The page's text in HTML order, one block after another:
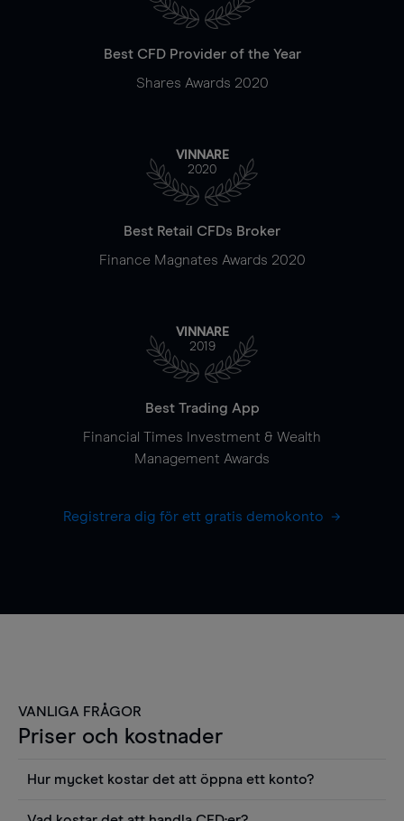
Best CFD Provider of the Year
Shares Awards 2020
VINNARE
2020
Best Retail CFDs Broker
Finance Magnates Awards 2020
VINNARE
2019
Best Trading App
Financial Times Investment & Wealth
Management Awards
Registrera dig för ett gratis demokonto
VANLIGA FRÅGOR
Priser och kostnader
Hur mycket kostar det att öppna ett konto?